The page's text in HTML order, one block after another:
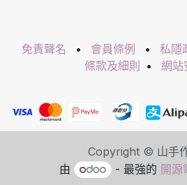
免責聲名 • 會員條例 • 私隱
條款及細則 • 網站
Copyright © 山手
由
- 最強的 開源